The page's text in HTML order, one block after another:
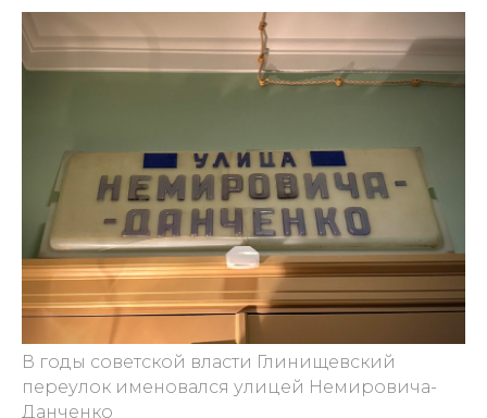
В годы советской власти Глинищевский
переулок именовался улицей Немировича-
Данченко